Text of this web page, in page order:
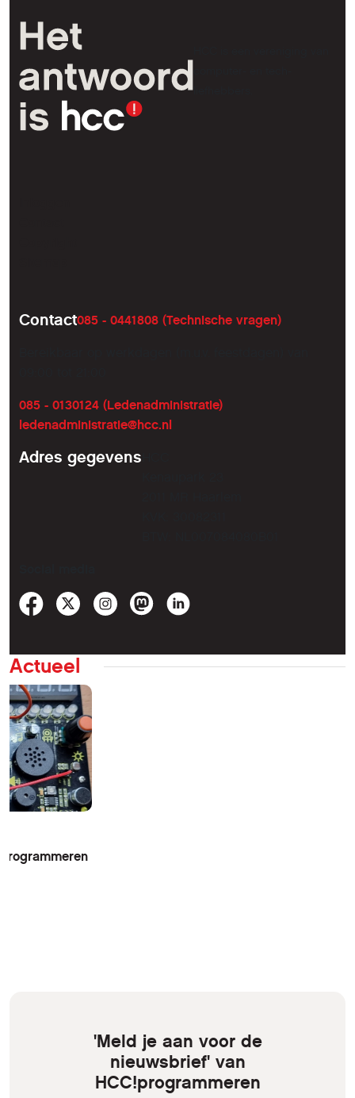
liefhebbers.
Contact085 - 0441808 (Technische vragen)
085 - 0130124 (Ledenadministratie)
ledenadministratie@hcc.nl
Adres gegevens
Actueel
'Meld je aan voor de
nieuwsbrief' van
HCC!programmeren